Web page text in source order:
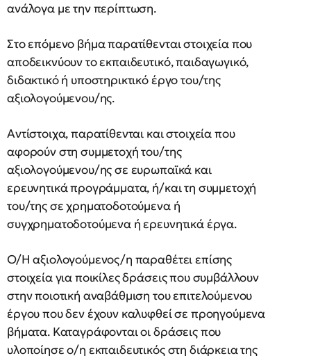
ανάλογα με την περίπτωση.
Στο επόμενο βήμα παρατίθενται στοιχεία που
αποδεικνύουν το εκπαιδευτικό, παιδαγωγικό,
διδακτικό ή υποστηρικτικό έργο του/της
αξιολογούμενου/ης.
Αντίστοιχα, παρατίθενται και στοιχεία που
αφορούν στη συμμετοχή του/της
αξιολογούμενου/ης σε ευρωπαϊκά και
ερευνητικά προγράμματα, ή/και τη συμμετοχή
του/της σε χρηματοδοτούμενα ή
συγχρηματοδοτούμενα ή ερευνητικά έργα.
Ο/Η αξιολογούμενος/η παραθέτει επίσης
στοιχεία για ποικίλες δράσεις που συμβάλλουν
στην ποιοτική αναβάθμιση του επιτελούμενου
έργου που δεν έχουν καλυφθεί σε προηγούμενα
βήματα. Καταγράφονται οι δράσεις που
υλοποίησε ο/η εκπαιδευτικός στη διάρκεια της